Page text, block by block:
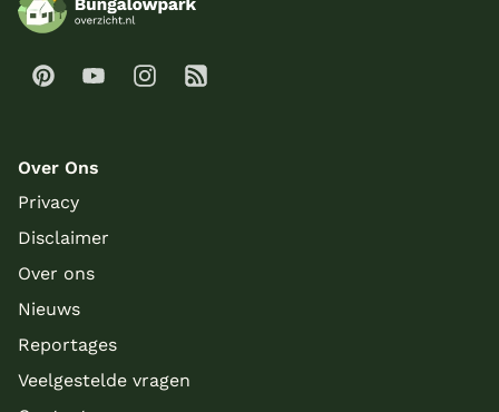
Over Ons
Privacy
Disclaimer
Over ons
Nieuws
Reportages
Veelgestelde vragen